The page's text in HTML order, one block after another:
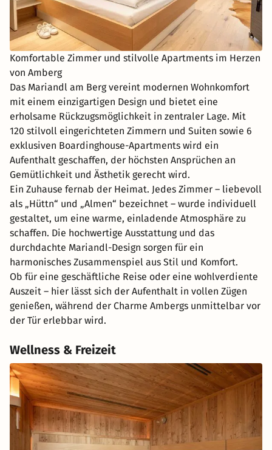
Komfortable Zimmer und stilvolle Apartments im Herzen
von Amberg
Das Mariandl am Berg vereint modernen Wohnkomfort
mit einem einzigartigen Design und bietet eine
erholsame Rückzugsmöglichkeit in zentraler Lage. Mit
120 stilvoll eingerichteten Zimmern und Suiten sowie 6
exklusiven Boardinghouse-Apartments wird ein
Aufenthalt geschaffen, der höchsten Ansprüchen an
Gemütlichkeit und Ästhetik gerecht wird.
Ein Zuhause fernab der Heimat. Jedes Zimmer – liebevoll
als „Hüttn“ und „Almen“ bezeichnet – wurde individuell
gestaltet, um eine warme, einladende Atmosphäre zu
schaffen. Die hochwertige Ausstattung und das
durchdachte Mariandl-Design sorgen für ein
harmonisches Zusammenspiel aus Stil und Komfort.
Ob für eine geschäftliche Reise oder eine wohlverdiente
Auszeit – hier lässt sich der Aufenthalt in vollen Zügen
genießen, während der Charme Ambergs unmittelbar vor
der Tür erlebbar wird.
Wellness & Freizeit